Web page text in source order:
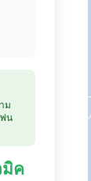
ม
น
มิค